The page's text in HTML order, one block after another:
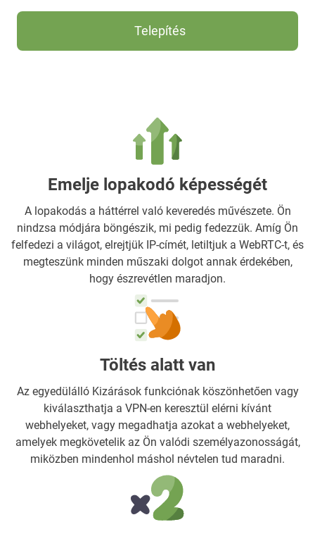
Telepítés
Emelje lopakodó képességét
A lopakodás a háttérrel való keveredés művészete. Ön
nindzsa módjára böngészik, mi pedig fedezzük. Amíg Ön
felfedezi a világot, elrejtjük IP-címét, letiltjuk a WebRTC-t, és
megteszünk minden műszaki dolgot annak érdekében,
hogy észrevétlen maradjon.
Töltés alatt van
Az egyedülálló Kizárások funkciónak köszönhetően vagy
kiválaszthatja a VPN-en keresztül elérni kívánt
webhelyeket, vagy megadhatja azokat a webhelyeket,
amelyek megkövetelik az Ön valódi személyazonosságát,
miközben mindenhol máshol névtelen tud maradni.